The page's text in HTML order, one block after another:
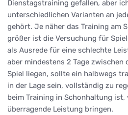
Dienstagstraining gefallen, aber
unterschiedlichen Varianten an
gehört. Je näher das Training am
größer ist die Versuchung für
als Ausrede für eine schlechte
aber mindestens 2 Tage zwischen
Spiel liegen, sollte ein halbwegs
in der Lage sein, vollständig zu
beim Training in Schonhaltung ist,
überragende Leistung bringen.